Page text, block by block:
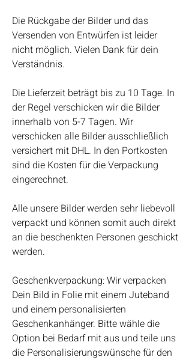
Die Rückgabe der Bilder und das
Versenden von Entwürfen ist leider
nicht möglich. Vielen Dank für dein
Verständnis.
Die Lieferzeit beträgt bis zu 10 Tage. In
der Regel verschicken wir die Bilder
innerhalb von 5-7 Tagen. Wir
verschicken alle Bilder ausschließlich
versichert mit DHL. In den Portkosten
sind die Kosten für die Verpackung
eingerechnet.
Alle unsere Bilder werden sehr liebevoll
verpackt und können somit auch direkt
an die beschenkten Personen geschickt
werden.
Geschenkverpackung: Wir verpacken
Dein Bild in Folie mit einem Juteband
und einem personalisierten
Geschenkanhänger. Bitte wähle die
Option bei Bedarf mit aus und teile uns
die Personalisierungswünsche für den